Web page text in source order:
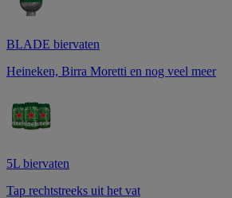
BLADE biervaten
Heineken, Birra Moretti en nog veel meer
5L biervaten
Tap rechtstreeks uit het vat